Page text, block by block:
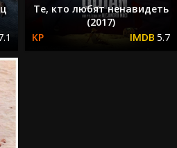
Те, кто любят ненавидеть
(2017)
5.7